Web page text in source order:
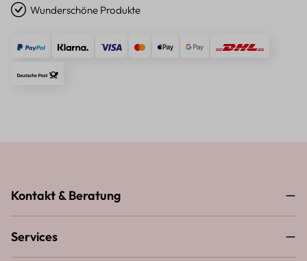
Wunderschöne Produkte
Kontakt & Beratung
Services